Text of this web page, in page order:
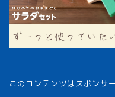
このコンテンツはスポンサ